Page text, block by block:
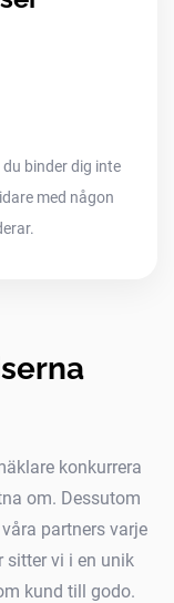
binder dig inte
med någon
konkurrera
om. Dessutom
partners varje
sitter vi i en unik
kund till godo.